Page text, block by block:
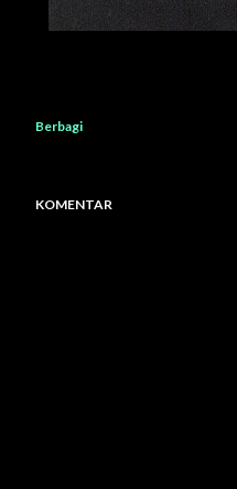
Berbagi
KOMENTAR